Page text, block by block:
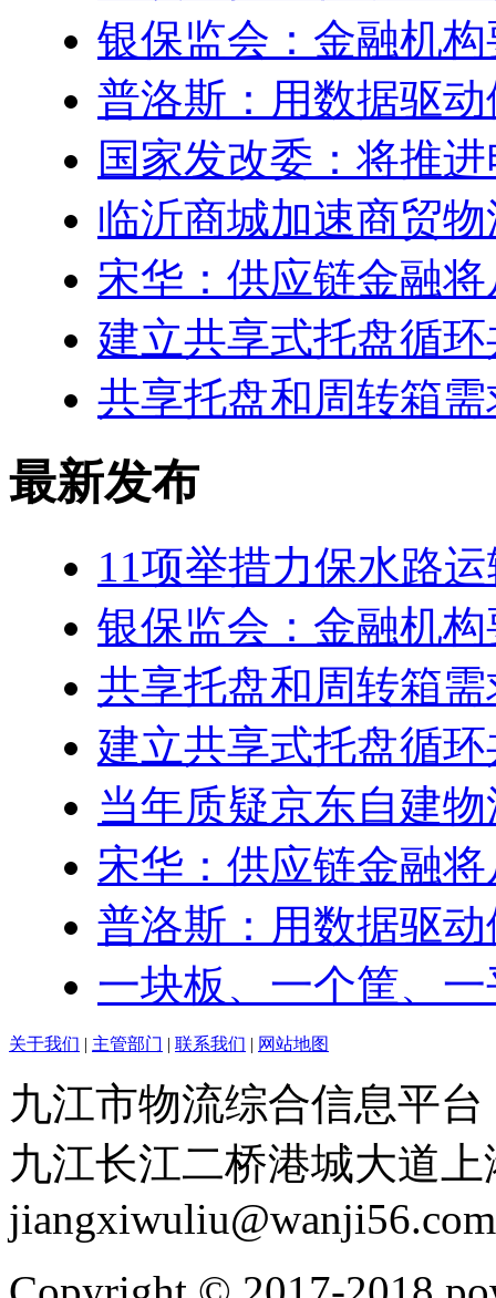
银保监会：金融机
普洛斯：用数据驱
国家发改委：将推
临沂商城加速商贸
宋华：供应链金融
建立共享式托盘循
共享托盘和周转箱
最新发布
11项举措力保水路
银保监会：金融机
共享托盘和周转箱
建立共享式托盘循
当年质疑京东自建
宋华：供应链金融
普洛斯：用数据驱
一块板、一个筐、
关于我们 | 主管部门 | 联系我们 | 网站地图
九江市物流综合信息平
九江长江二桥港城大道
jiangxiwuliu@wanji56.com